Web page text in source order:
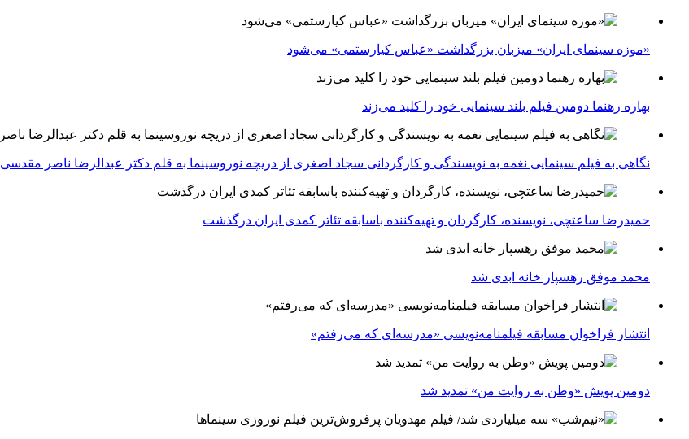
«موزه سینمای ایران» میزبان بزرگداشت «عباس کیارستمی» می‌شود
بهاره رهنما دومین فیلم بلند سینمایی خود را کلید می‌زند
نگاهی به فیلم سینمایی نغمه به نویسندگی و کارگردانی سجاد اصغری از دریچه نوروسینما به قلم دکتر عبدالرضا ناصر مقدسی
حمیدرضا ساعتچی، نویسنده، کارگردان و تهیه‌کننده باسابقه تئاتر کمدی ایران درگذشت
محمد موفق رهسپار خانه ابدی شد
انتشار فراخوان مسابقه فیلمنامه‌نویسی «مدرسه‌ای که می‌رفتم»
دومین پویش «وطن به روایت من» تمدید شد